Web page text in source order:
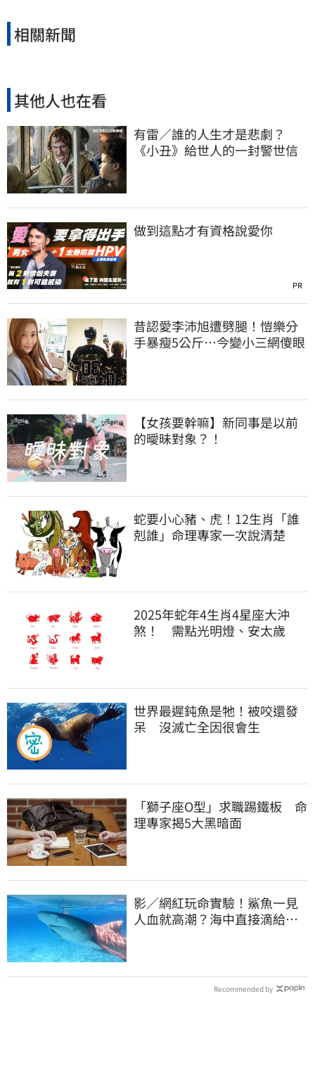
相關新聞
其他人也在看
有雷／誰的人生才是悲劇？
《小丑》給世人的一封警世信
做到這點才有資格說愛你
PR
昔認愛李沛旭遭劈腿！愷樂分
手暴瘦5公斤…今變小三網傻眼
【女孩要幹嘛】新同事是以前
的曖昧對象？！
蛇要小心豬、虎！12生肖「誰
剋誰」命理專家一次說清楚
2025年蛇年4生肖4星座大沖
煞！ 需點光明燈、安太歲
世界最遲鈍魚是牠！被咬還發
呆 沒滅亡全因很會生
「獅子座O型」求職踢鐵板 命
理專家揭5大黑暗面
影／網紅玩命實驗！鯊魚一見
人血就高潮？海中直接滴給你
Recommended by